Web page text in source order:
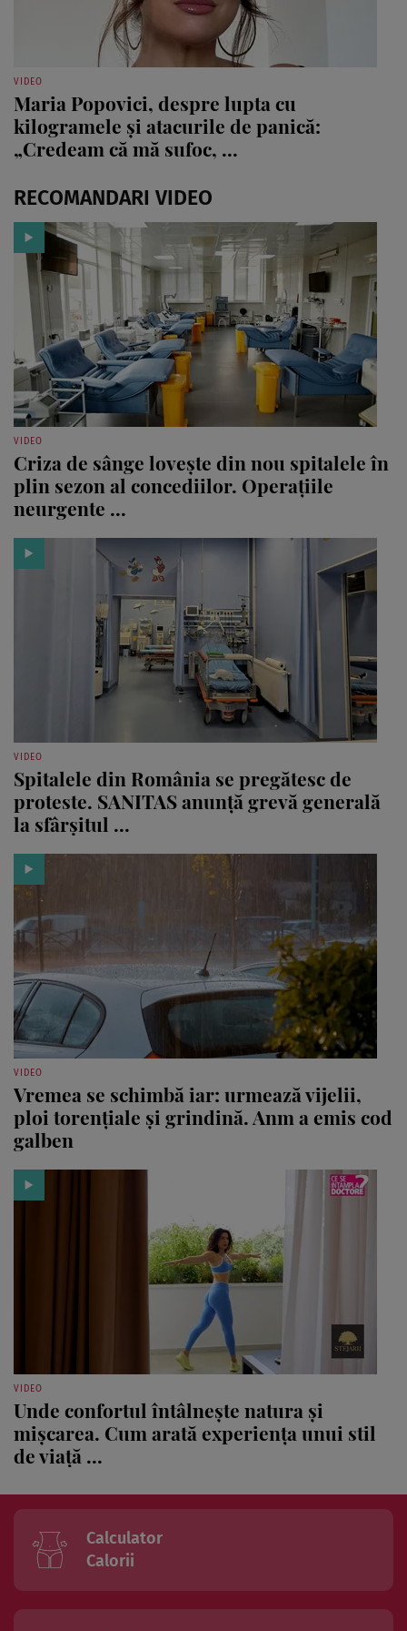
VIDEO
Maria Popovici, despre lupta cu
kilogramele și atacurile de panică:
„Credeam că mă sufoc, ...
RECOMANDARI VIDEO
VIDEO
Criza de sânge lovește din nou spitalele în
plin sezon al concediilor. Operațiile
neurgente ...
VIDEO
Spitalele din România se pregătesc de
proteste. SANITAS anunță grevă generală
la sfârșitul ...
VIDEO
Vremea se schimbă iar: urmează vijelii,
ploi torențiale și grindină. Anm a emis cod
galben
VIDEO
Unde confortul întâlnește natura și
mișcarea. Cum arată experiența unui stil
de viață ...
Calculator
Calorii